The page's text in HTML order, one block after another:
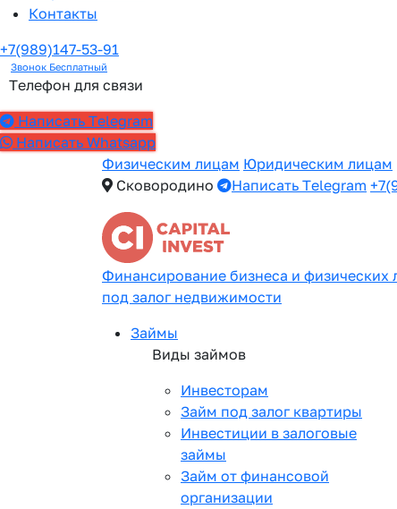
Контакты
+7(989)147-53-91
Звонок Бесплатный
Телефон для связи
Написать Telegram
Написать Whatsapp
Физическим лицам Юридическим лицам
Сковородино
Написать Telegram
Финансирование бизнеса и физических
под залог недвижимости
Займы
Виды займов
Инвесторам
Займ под залог квартиры
Инвестиции в залоговые
займы
Займ от финансовой
организации